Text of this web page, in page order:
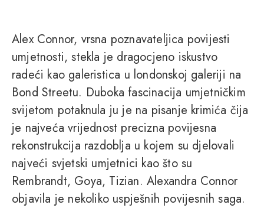
Alex Connor, vrsna poznavateljica povijesti
umjetnosti, stekla je dragocjeno iskustvo
radeći kao galeristica u londonskoj galeriji na
Bond Streetu. Duboka fascinacija umjetničkim
svijetom potaknula ju je na pisanje krimića čija
je najveća vrijednost precizna povijesna
rekonstrukcija razdoblja u kojem su djelovali
najveći svjetski umjetnici kao što su
Rembrandt, Goya, Tizian. Alexandra Connor
objavila je nekoliko uspješnih povijesnih saga.